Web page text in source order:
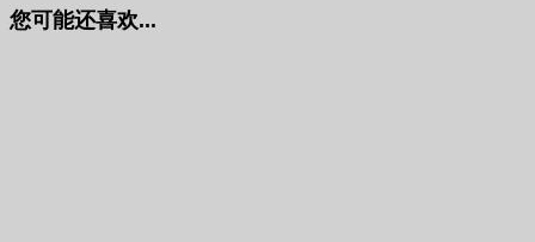
您可能还喜欢...